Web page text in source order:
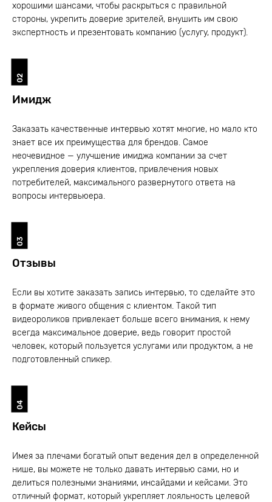
хорошими шансами, чтобы раскрыться с правильной
стороны, укрепить доверие зрителей, внушить им свою
экспертность и презентовать компанию (услугу, продукт).
02
Имидж
Заказать качественные интервью хотят многие, но мало кто
знает все их преимущества для брендов. Самое
неочевидное — улучшение имиджа компании за счет
укрепления доверия клиентов, привлечения новых
потребителей, максимального развернутого ответа на
вопросы интервьюера.
03
Отзывы
Если вы хотите заказать запись интервью, то сделайте это
в формате живого общения с клиентом. Такой тип
видеороликов привлекает больше всего внимания, к нему
всегда максимальное доверие, ведь говорит простой
человек, который пользуется услугами или продуктом, а не
подготовленный спикер.
04
Кейсы
Имея за плечами богатый опыт ведения дел в определенной
нише, вы можете не только давать интервью сами, но и
делиться полезными знаниями, инсайдами и кейсами. Это
отличный формат, который укрепляет лояльность целевой